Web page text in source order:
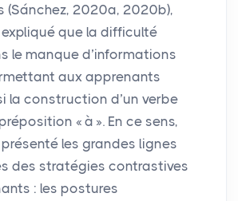
(Sánchez, 2020a, 2020b),
que la difficulté
le manque d’informations
aux apprenants
la construction d’un verbe
«à ». En ce sens,
les grandes lignes
des stratégies contrastives
: les postures